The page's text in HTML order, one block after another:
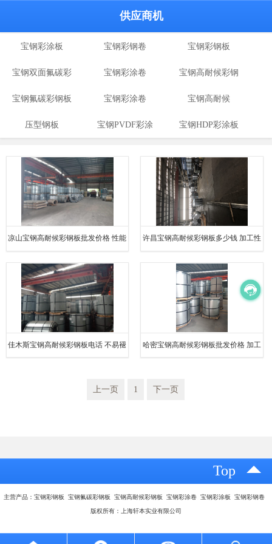
供应商机
宝钢彩涂板 宝钢彩钢卷 宝钢彩钢板
宝钢双面氟碳彩
涂板
宝钢彩涂卷 宝钢高耐候彩钢
板
宝钢氟碳彩钢板 宝钢彩涂卷 宝钢高耐候
压型钢板 宝钢PVDF彩涂 宝钢HDP彩涂板
凉山宝钢高耐候彩钢板批发价格 性能 许昌宝钢高耐候彩钢板多少钱 加工性
佳木斯宝钢高耐候彩钢板电话 不易褪 哈密宝钢高耐候彩钢板批发价格 加工
上一页 1 下一页
Top
主营产品：宝钢彩钢板 宝钢氟碳彩钢板 宝钢高耐候彩钢板 宝钢彩涂卷 宝钢彩涂板 宝钢彩钢卷
版权所有：上海轩本实业有限公司